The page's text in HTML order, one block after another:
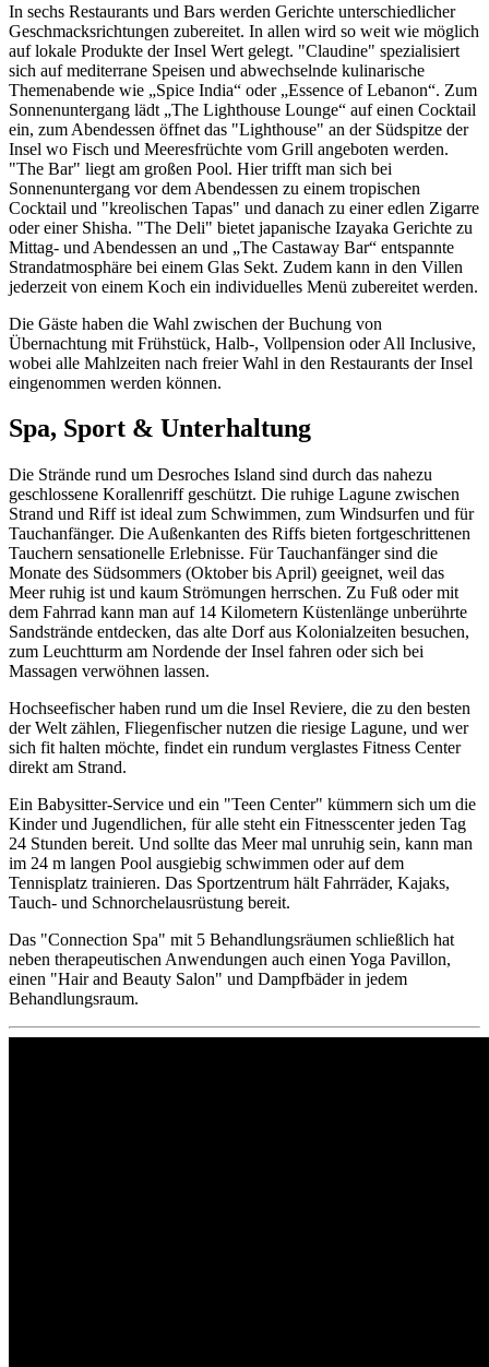
In sechs Restaurants und Bars werden Gerichte unterschiedlicher
Geschmacksrichtungen zubereitet. In allen wird so weit wie möglich
auf lokale Produkte der Insel Wert gelegt. "Claudine" spezialisiert
sich auf mediterrane Speisen und abwechselnde kulinarische
Themenabende wie „Spice India“ oder „Essence of Lebanon“. Zum
Sonnenuntergang lädt „The Lighthouse Lounge“ auf einen Cocktail
ein, zum Abendessen öffnet das "Lighthouse" an der Südspitze der
Insel wo Fisch und Meeresfrüchte vom Grill angeboten werden.
"The Bar" liegt am großen Pool. Hier trifft man sich bei
Sonnenuntergang vor dem Abendessen zu einem tropischen
Cocktail und "kreolischen Tapas" und danach zu einer edlen Zigarre
oder einer Shisha. "The Deli" bietet japanische Izayaka Gerichte zu
Mittag- und Abendessen an und „The Castaway Bar“ entspannte
Strandatmosphäre bei einem Glas Sekt. Zudem kann in den Villen
jederzeit von einem Koch ein individuelles Menü zubereitet werden.
Die Gäste haben die Wahl zwischen der Buchung von
Übernachtung mit Frühstück, Halb-, Vollpension oder All Inclusive,
wobei alle Mahlzeiten nach freier Wahl in den Restaurants der Insel
eingenommen werden können.
Spa, Sport & Unterhaltung
Die Strände rund um Desroches Island sind durch das nahezu
geschlossene Korallenriff geschützt. Die ruhige Lagune zwischen
Strand und Riff ist ideal zum Schwimmen, zum Windsurfen und für
Tauchanfänger. Die Außenkanten des Riffs bieten fortgeschrittenen
Tauchern sensationelle Erlebnisse. Für Tauchanfänger sind die
Monate des Südsommers (Oktober bis April) geeignet, weil das
Meer ruhig ist und kaum Strömungen herrschen. Zu Fuß oder mit
dem Fahrrad kann man auf 14 Kilometern Küstenlänge unberührte
Sandstrände entdecken, das alte Dorf aus Kolonialzeiten besuchen,
zum Leuchtturm am Nordende der Insel fahren oder sich bei
Massagen verwöhnen lassen.
Hochseefischer haben rund um die Insel Reviere, die zu den besten
der Welt zählen, Fliegenfischer nutzen die riesige Lagune, und wer
sich fit halten möchte, findet ein rundum verglastes Fitness Center
direkt am Strand.
Ein Babysitter-Service und ein "Teen Center" kümmern sich um die
Kinder und Jugendlichen, für alle steht ein Fitnesscenter jeden Tag
24 Stunden bereit. Und sollte das Meer mal unruhig sein, kann man
im 24 m langen Pool ausgiebig schwimmen oder auf dem
Tennisplatz trainieren. Das Sportzentrum hält Fahrräder, Kajaks,
Tauch- und Schnorchelausrüstung bereit.
Das "Connection Spa" mit 5 Behandlungsräumen schließlich hat
neben therapeutischen Anwendungen auch einen Yoga Pavillon,
einen "Hair and Beauty Salon" und Dampfbäder in jedem
Behandlungsraum.